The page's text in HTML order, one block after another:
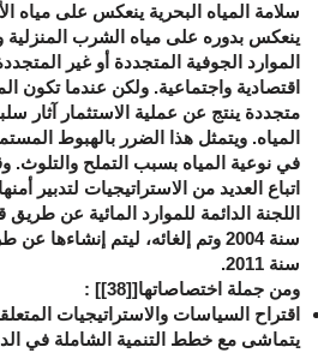
سلامة المياه البحرية ينعكس على مياه
ينعكس بدوره على مياه الشرب المنزلية
الموارد الجوفية المتجددة أو غير
اقتصادية واجتماعية. ولكن عندما تكون
متجددة ينتج عن عملية الاستثمار آثار
المياه. ويتمثل هذا الضرر بالهبوط
في نوعية المياه بسبب التملح
اتباع العديد من الاستراتيجيات لتدبير
اللجنة الدائمة للموارد المائية عن
سنة 2004 وتم إلغائه، ليتم إنشاءها عن طريق قرار أميري[
سنة 2011.
ومن جملة اختصاصاتها[[38]
] :
اقتراح السياسات والاستراتيجيات
يتماشى مع خطط التنمية الشاملة في